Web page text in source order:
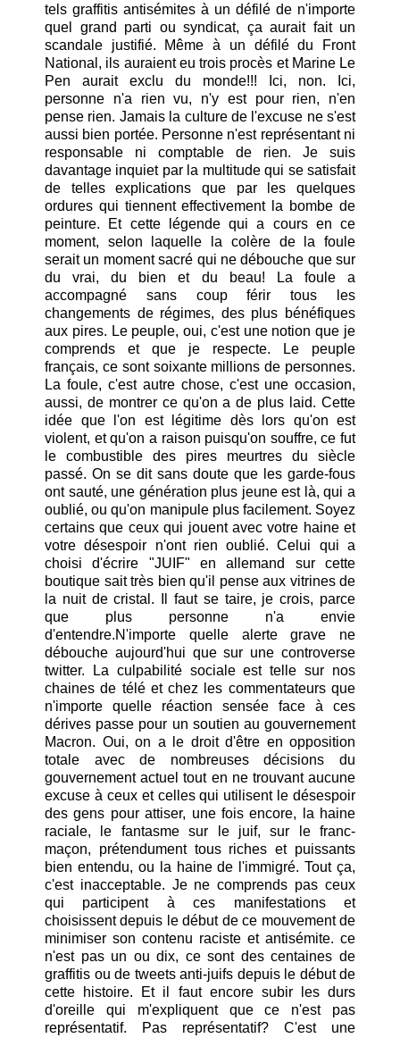
tels graffitis antisémites à un défilé de n'importe
quel grand parti ou syndicat, ça aurait fait un
scandale justifié. Même à un défilé du Front
National, ils auraient eu trois procès et Marine Le
Pen aurait exclu du monde!!! Ici, non. Ici,
personne n'a rien vu, n'y est pour rien, n'en
pense rien. Jamais la culture de l'excuse ne s'est
aussi bien portée. Personne n'est représentant ni
responsable ni comptable de rien. Je suis
davantage inquiet par la multitude qui se satisfait
de telles explications que par les quelques
ordures qui tiennent effectivement la bombe de
peinture. Et cette légende qui a cours en ce
moment, selon laquelle la colère de la foule
serait un moment sacré qui ne débouche que sur
du vrai, du bien et du beau! La foule a
accompagné sans coup férir tous les
changements de régimes, des plus bénéfiques
aux pires. Le peuple, oui, c'est une notion que je
comprends et que je respecte. Le peuple
français, ce sont soixante millions de personnes.
La foule, c'est autre chose, c'est une occasion,
aussi, de montrer ce qu'on a de plus laid. Cette
idée que l'on est légitime dès lors qu'on est
violent, et qu'on a raison puisqu'on souffre, ce fut
le combustible des pires meurtres du siècle
passé. On se dit sans doute que les garde-fous
ont sauté, une génération plus jeune est là, qui a
oublié, ou qu'on manipule plus facilement. Soyez
certains que ceux qui jouent avec votre haine et
votre désespoir n'ont rien oublié. Celui qui a
choisi d'écrire "JUIF" en allemand sur cette
boutique sait très bien qu'il pense aux vitrines de
la nuit de cristal. Il faut se taire, je crois, parce
que plus personne n'a envie
d'entendre.N'importe quelle alerte grave ne
débouche aujourd'hui que sur une controverse
twitter. La culpabilité sociale est telle sur nos
chaines de télé et chez les commentateurs que
n'importe quelle réaction sensée face à ces
dérives passe pour un soutien au gouvernement
Macron. Oui, on a le droit d'être en opposition
totale avec de nombreuses décisions du
gouvernement actuel tout en ne trouvant aucune
excuse à ceux et celles qui utilisent le désespoir
des gens pour attiser, une fois encore, la haine
raciale, le fantasme sur le juif, sur le franc-
maçon, prétendument tous riches et puissants
bien entendu, ou la haine de l'immigré. Tout ça,
c'est inacceptable. Je ne comprends pas ceux
qui participent à ces manifestations et
choisissent depuis le début de ce mouvement de
minimiser son contenu raciste et antisémite. ce
n'est pas un ou dix, ce sont des centaines de
graffitis ou de tweets anti-juifs depuis le début de
cette histoire. Et il faut encore subir les durs
d'oreille qui m'expliquent que ce n'est pas
représentatif. Pas représentatif? C'est une